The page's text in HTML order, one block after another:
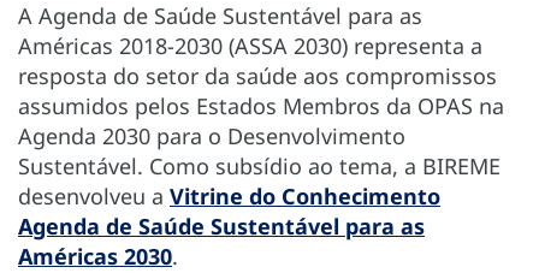
A Agenda de Saúde Sustentável para as
Américas 2018-2030 (ASSA 2030) representa a
resposta do setor da saúde aos compromissos
assumidos pelos Estados Membros da OPAS na
Agenda 2030 para o Desenvolvimento
Sustentável. Como subsídio ao tema, a BIREME
desenvolveu a Vitrine do Conhecimento
Agenda de Saúde Sustentável para as
Américas 2030.